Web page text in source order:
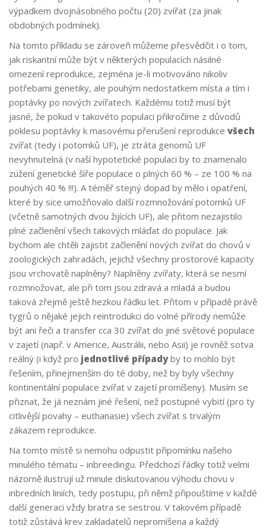
výpadkem dvojnásobného počtu (20) zvířat (za jinak
obdobných podmínek).
Na tomto příkladu se zároveň můžeme přesvědčit i o tom,
jak riskantní může být v některých populacích násilné
omezení reprodukce, zejména je-li motivováno nikoliv
potřebami genetiky, ale pouhým nedostatkem místa a tím i
poptávky po nových zvířatech. Každému totiž musí být
jasné, že pokud v takovéto populaci přikročíme z důvodů
poklesu poptávky k masovému přerušení reprodukce všech
zvířat (tedy i potomků UF), je ztráta genomů UF
nevyhnutelná (v naší hypotetické populaci by to znamenalo
zúžení genetické šíře populace o plných 60 % – ze 100 % na
pouhých 40 % !!!). A téměř stejný dopad by mělo i opatření,
které by sice umožňovalo další rozmnožování potomků UF
(včetně samotných dvou žijících UF), ale přitom nezajistilo
plné začlenění všech takových mláďat do populace. Jak
bychom ale chtěli zajistit začlenění nových zvířat do chovů v
zoologických zahradách, jejichž všechny prostorové kapacity
jsou vrchovatě naplněny? Naplněny zvířaty, která se nesmí
rozmnožovat, ale při tom jsou zdravá a mladá a budou
taková zřejmě ještě hezkou řádku let. Přitom v případě právě
tygrů o nějaké jejich reintrodukci do volné přírody nemůže
být ani řeči a transfer cca 30 zvířat do jiné světové populace
v zajetí (např. v Americe, Austrálii, nebo Asii) je rovněž sotva
reálný (i když pro jednotlivé případyby to mohlo být
řešením, přinejmenším do té doby, než by byly všechny
kontinentální populace zvířat v zajetí promíšeny). Musím se
přiznat, že já neznám jiné řešení, než postupné vybití (pro ty
citlivější povahy – euthanasie) všech zvířat s trvalým
zákazem reprodukce.
Na tomto místě si nemohu odpustit připomínku našeho
minulého tématu – inbreedingu. Předchozí řádky totiž velmi
názorně ilustrují už minule diskutovanou výhodu chovu v
inbredních liniích, tedy postupu, při němž připouštíme v každé
další generaci vždy bratra se sestrou. V takovém případě
totiž zůstává krev zakladatelů nepromíšena a každý